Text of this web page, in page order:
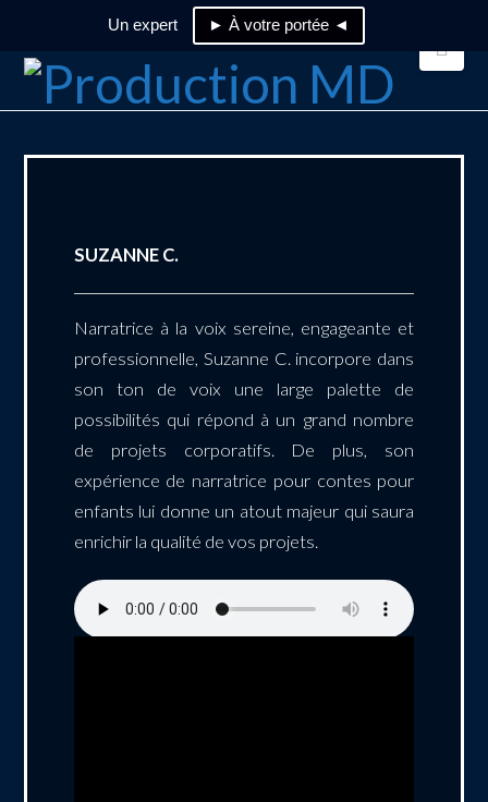
Un expert ► À votre portée ◄
SUZANNE C.
Narratrice à la voix sereine, engageante et
professionnelle, Suzanne C. incorpore dans
son ton de voix une large palette de
possibilités qui répond à un grand nombre
de projets corporatifs. De plus, son
expérience de narratrice pour contes pour
enfants lui donne un atout majeur qui saura
enrichir la qualité de vos projets.